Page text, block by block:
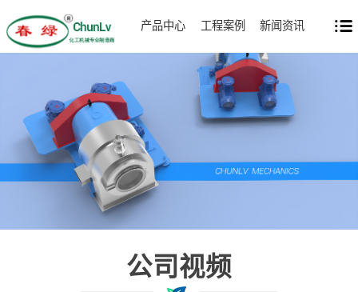
产品中心 工程案例 新闻资讯
公司视频